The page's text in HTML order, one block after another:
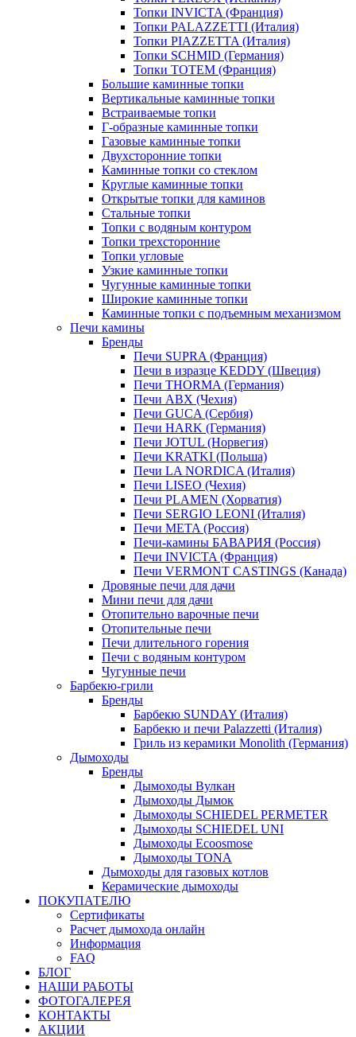
Топки INVICTA (Франция)
Топки PALAZZETTI (Италия)
Топки PIAZZETTA (Италия)
Топки SCHMID (Германия)
Топки TOTEM (Франция)
Большие каминные топки
Вертикальные каминные топки
Встраиваемые топки
Г-образные каминные топки
Газовые каминные топки
Двухсторонние топки
Каминные топки со стеклом
Круглые каминные топки
Открытые топки для каминов
Стальные топки
Топки с водяным контуром
Топки трехсторонние
Топки угловые
Узкие каминные топки
Чугунные каминные топки
Широкие каминные топки
Каминные топки с подъемным механизмом
Печи камины
Бренды
Печи SUPRA (Франция)
Печи в изразце KEDDY (Швеция)
Печи THORMA (Германия)
Печи ABX (Чехия)
Печи GUCA (Сербия)
Печи HARK (Германия)
Печи JOTUL (Норвегия)
Печи KRATKI (Польша)
Печи LA NORDICA (Италия)
Печи LISEO (Чехия)
Печи PLAMEN (Хорватия)
Печи SERGIO LEONI (Италия)
Печи META (Россия)
Печи-камины БАВАРИЯ (Россия)
Печи INVICTA (Франция)
Печи VERMONT CASTINGS (Канада)
Дровяные печи для дачи
Мини печи для дачи
Отопительно варочные печи
Отопительные печи
Печи длительного горения
Печи с водяным контуром
Чугунные печи
Барбекю-грили
Бренды
Барбекю SUNDAY (Италия)
Барбекю и печи Palazzetti (Италия)
Гриль из керамики Monolith (Германия)
Дымоходы
Бренды
Дымоходы Вулкан
Дымоходы Дымок
Дымоходы SCHIEDEL PERMETER
Дымоходы SCHIEDEL UNI
Дымоходы Ecoosmose
Дымоходы TONA
Дымоходы для газовых котлов
Керамические дымоходы
ПОКУПАТЕЛЮ
Сертификаты
Расчет дымохода онлайн
Информация
FAQ
БЛОГ
НАШИ РАБОТЫ
ФОТОГАЛЕРЕЯ
КОНТАКТЫ
АКЦИИ